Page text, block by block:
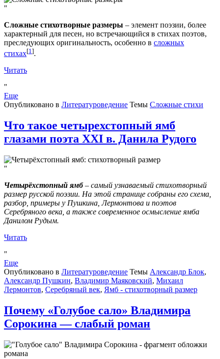
Сложные стихотворные размеры – элемент поэзии, более
характерный для песен, но встречающийся в стихах поэтов,
преследующих оригинальность, особенно в сложных
стихах[1 ].
Читать
Еще
Опубликовано в Литературоведение Темы Сложные стихи
Что такое четырехстопный ямб
глазами поэта XXI в. Данила Рудого
Четырёхстопный ямб– самый узнаваемый стихотворный
размер русской поэзии. На этой странице собраны его схема,
разбор, примеры у Пушкина, Лермонтова и поэтов
Серебряного века, а также современное осмысление ямба
Данилом Рудым.
Читать
Еще
Опубликовано в Литературоведение Темы Александр Блок,
Александр Пушкин, Владимир Маяковский, Михаил
Лермонтов, Серебряный век, Ямб - стихотворный размер
Почему «Голубое сало» Владимира
Сорокина — слабый роман